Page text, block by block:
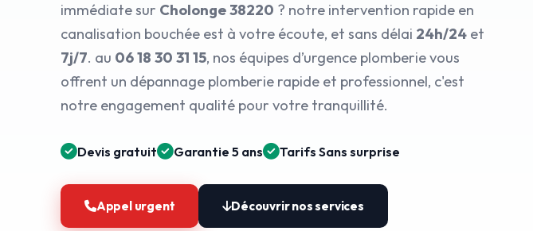
immédiate sur Cholonge 38220 ? notre intervention rapide en
canalisation bouchée est à votre écoute, et sans délai 24h/24 et
7j/7. au 06 18 30 31 15, nos équipes d’urgence plomberie vous
offrent un dépannage plomberie rapide et professionnel, c'est
notre engagement qualité pour votre tranquillité.
Devis gratuit Garantie 5 ans Tarifs Sans surprise
Appel urgent Découvrir nos services